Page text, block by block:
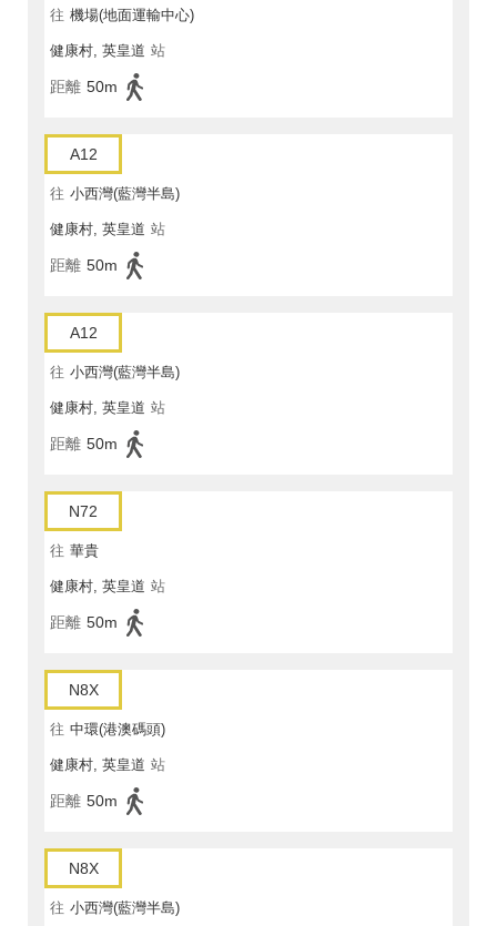
往 機場(地面運輸中心)
健康村, 英皇道 站
距離 50m
A12
往 小西灣(藍灣半島)
健康村, 英皇道 站
距離 50m
A12
往 小西灣(藍灣半島)
健康村, 英皇道 站
距離 50m
N72
往 華貴
健康村, 英皇道 站
距離 50m
N8X
往 中環(港澳碼頭)
健康村, 英皇道 站
距離 50m
N8X
往 小西灣(藍灣半島)